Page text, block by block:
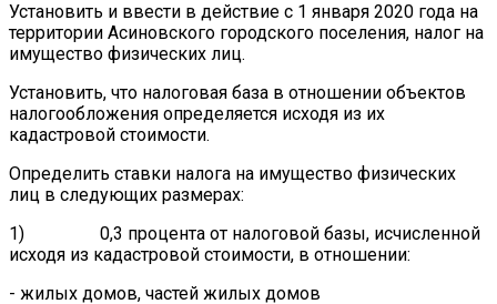
Установить и ввести в действие с 1 января 2020 года на
территории Асиновского городского поселения, налог на
имущество физических лиц.
Установить, что налоговая база в отношении объектов
налогообложения определяется исходя из их
кадастровой стоимости.
Определить ставки налога на имущество физических
лиц в следующих размерах:
1) 0,3 процента от налоговой базы, исчисленной
исходя из кадастровой стоимости, в отношении:
- жилых домов, частей жилых домов